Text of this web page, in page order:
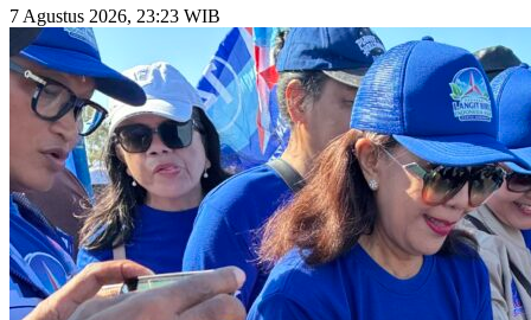
7 Agustus 2026, 23:23 WIB